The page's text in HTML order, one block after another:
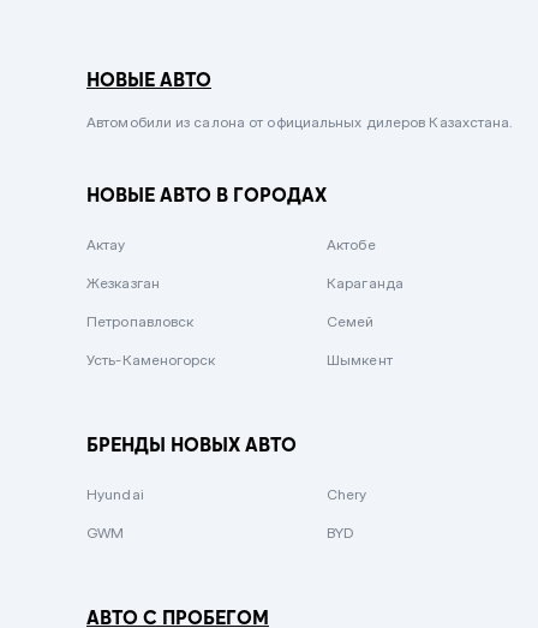
Сиреневый металлик
Вишневый
Зеленый металлик
НОВЫЕ АВТО
Автомобили из салона от официальных дилеров Казахстана.
НОВЫЕ АВТО В ГОРОДАХ
Актау Актобе
Жезказган Караганда
Петропавловск Семей
Усть-Каменогорск Шымкент
БРЕНДЫ НОВЫХ АВТО
Hyundai Chery
GWM BYD
АВТО С ПРОБЕГОМ